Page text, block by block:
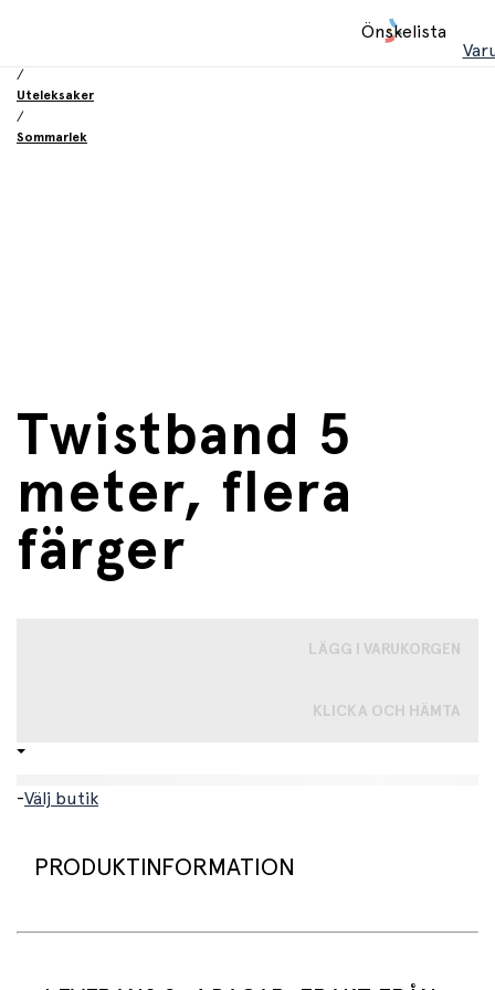
Önskelista
/
Uteleksaker
/
Sommarlek
Twistband 5
meter, flera
färger
LÄGG I VARUKORGEN
KLICKA OCH HÄMTA
-Välj butik
PRODUKTINFORMATION